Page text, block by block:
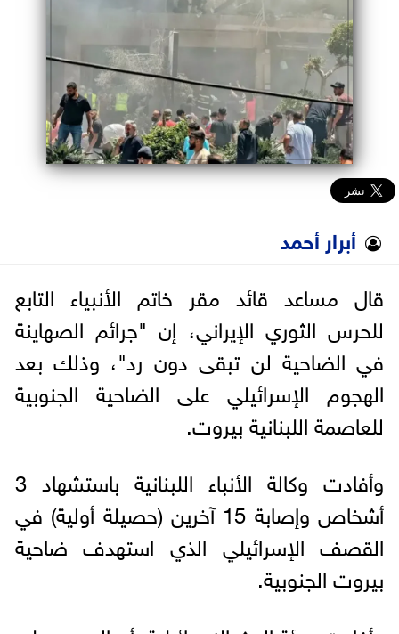
الأحزاب
أبرار أحمد
قال مساعد قائد مقر خاتم الأنبياء التابع
للحرس الثوري الإيراني، إن "جرائم الصهاينة
في الضاحية لن تبقى دون رد"، وذلك بعد
الهجوم الإسرائيلي على الضاحية الجنوبية
للعاصمة اللبنانية بيروت.
وأفادت وكالة الأنباء اللبنانية باستشهاد 3
أشخاص وإصابة 15 آخرين (حصيلة أولية) في
القصف الإسرائيلي الذي استهدف ضاحية
بيروت الجنوبية.